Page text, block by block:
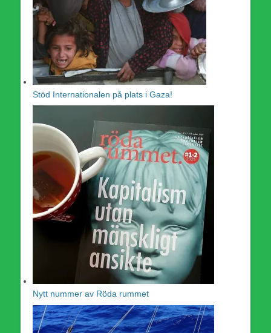
Stöd Internationalen på plats i Gaza!
Nytt nummer av Röda rummet